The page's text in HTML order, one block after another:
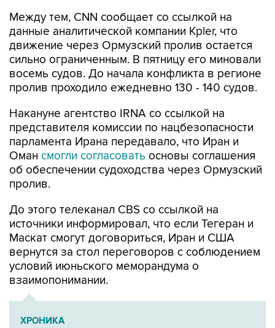
Между тем, CNN сообщает со ссылкой на
данные аналитической компании Kpler, что
движение через Ормузский пролив остается
сильно ограниченным. В пятницу его миновали
восемь судов. До начала конфликта в регионе
пролив проходило ежедневно 130 - 140 судов.
Накануне агентство IRNA со ссылкой на
представителя комиссии по нацбезопасности
парламента Ирана передавало, что Иран и
Оман смогли согласовать основы соглашения
об обеспечении судоходства через Ормузский
пролив.
До этого телеканал CBS со ссылкой на
источники информировал, что если Тегеран и
Маскат смогут договориться, Иран и США
вернутся за стол переговоров с соблюдением
условий июньского меморандума о
взаимопонимании.
ХРОНИКА